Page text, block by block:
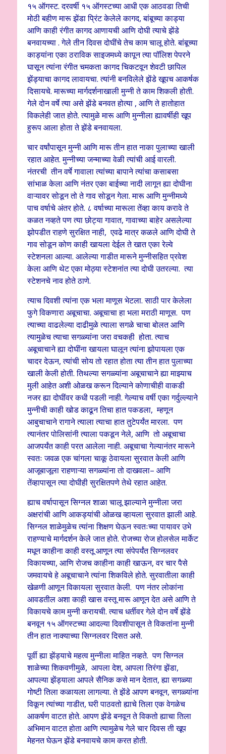
१५ ऑगस्ट. दरवर्षी १५ ऑगस्टच्या आधी एक आठवडा तिची
मोठी बहीण मारू झेंडा प्रिंट केलेले कागद, बांबूच्या काड्या
आणि काही रंगीत कागद आणायची आणि दोघी त्याचे झेंडे
बनवायच्या . गेले तीन दिवस दोघींचे तेच काम चालू होते. बांबूच्या
काड्यांना एका ठराविक साइजमध्ये कापून त्या पॉलिश पेपरने
घासून त्यांना रंगीत चमकता कागद चिकटवून शेवटी छापिल
झेंड्याचा कागद लावायचा. त्यांनी बनविलेले झेंडे खूपच आकर्षक
दिसायचे. मारूच्या मार्गदर्शनाखाली मुन्नी ते काम शिकली होती.
गेले दोन वर्षे त्या असे झेंडे बनवत होत्या , आणि ते हातोहात
विकलेही जात होते. त्यामुळे मारू आणि मुन्नीला ह्यावर्षीही खूप
हुरूप आला होता ते झेंडे बनवायला.
चार वर्षांपासून मुन्नी आणि मारू तीन हात नाका पुलाच्या खाली
रहात आहेत. मुन्नीच्या जन्माच्या वेळी त्यांची आई वारली.
नंतरची तीन वर्षे गावाला त्यांच्या बापाने त्यांचा कसाबसा
सांभाळ केला आणि नंतर एका बाईच्या नादी लागून ह्या दोघीना
वाऱ्यावर सोडून तो ते गाव सोडून गेला. मारू आणि मुन्नीमध्ये
पाच वर्षाचे अंतर होते. ८ वर्षाच्या मारूला तेंव्हा काय करावे ते
कळत नव्हते पण त्या छोट्या गावात, गावाच्या बाहेर असलेल्या
झोपडीत राहणे सुरक्षित नाही, एवढे मात्र कळले आणि दोघी ते
गाव सोडून कोण काही खायला देईल ते खात एका रेल्वे
स्टेशनला आल्या. आलेल्या गाडीत मारूने मुन्नीसहित प्रवेश
केला आणि थेट एका मोठ्या स्टेशनांत त्या दोघी उतरल्या. त्या
स्टेशनचे नाव होते ठाणे.
त्याच दिवशी त्यांना एक भला माणूस भेटला. साठी पार केलेला
फुगे विकणारा अबूचाचा. अबूचाचा हा भला मराठी माणूस. पण
त्याच्या वाढलेल्या दाढीमुळे त्याला सगळे चाचा बोलत आणि
त्यामुळेच त्याचा सगळ्यांना जरा वचकही होता. त्याच
अबूचाचाने ह्या दोघींना खायला घालून त्यांना झोपायला एक
चादर देऊन, त्यांची सोय तो रहात होता त्या तीन हात पुलाच्या
खाली केली होती. तिथल्या सगळ्यांना अबूचाचाने ह्या माझ्याच
मुली आहेत अशी ओळख करून दिल्याने कोणाचीही वाकडी
नजर ह्या दोघींवर कधी पडली नाही. गेल्याच वर्षी एका गर्दुल्ल्याने
मुन्नीची काही खोड काढून तिचा हात पकडला, म्हणून
आबुचाचाने रागाने त्याला त्याचा हात तुटेपर्यंत मारला. पण
त्यानंतर पोलिसांनी त्याला पकडून नेले, आणि तो अबूचाचा
आजपर्यंत काही परत आलेला नाही. अबूचाचा गेल्यानंतर मारूने
स्वतः जवळ एक चांगला चाकू ठेवायला सुरवात केली आणि
आजूबाजूला राहणाऱ्या सगळ्यांना तो दाखवला– आणि
तेंव्हापासून त्या दोघीही सुरक्षितपणे तेथे रहात आहेत.
ह्याच वर्षापासून सिग्नल शाळा चालू झाल्याने मुन्नीला जरा
अक्षरांची आणि आकड्यांची ओळख व्हायला सुरवात झाली आहे.
सिग्नल शाळेमुळेच त्यांना शिक्षण घेऊन स्वतःच्या पायावर उभे
राहण्याचे मार्गदर्शन केले जात होते. रोजच्या रोज होलसेल मार्केट
मधून काहीना काही वस्तू आणून त्या संपेपर्यंत सिग्नलवर
विकायच्या, आणि रोजच काहीना काही खाऊन, वर चार पैसे
जमवायचे हे अबूचाचाने त्यांना शिकविले होते. सुरवातीला काही
खेळणी आणून विकायला सुरवात केली. पण नंतर लोकांना
आवडतील अशा काही खास वस्तू मारू आणून देत असे आणि ते
विकायचे काम मुन्नी करायची. त्याच धर्तीवर गेले दोन वर्षे झेंडे
बनवून १५ ऑगस्टच्या आदल्या दिवशीपासून ते विकतांना मुन्नी
तीन हात नाक्याच्या सिग्नलवर दिसत असे.
पूर्वी ह्या झेंड्याचे महत्व मुन्नीला माहित नव्हते. पण सिग्नल
शाळेच्या शिकवणीमुळे, आपला देश, आपला तिरंगा झेंडा,
आपल्या झेंड्याला आपले सैनिक कसे मान देतात, ह्या सगळ्या
गोष्टी तिला कळायला लागल्या. ते झेंडे आपण बनवून, सगळ्यांना
विकून त्यांच्या गाडीत, घरी पाठवतो ह्याचे तिला एक वेगळेच
आकर्षण वाटत होते. आपण झेंडे बनवून ते विकतो ह्याचा तिला
अभिमान वाटत होता आणि त्यामुळेच गेले चार दिवस ती खूप
मेहनत घेऊन झेंडे बनवायचे काम करत होती.